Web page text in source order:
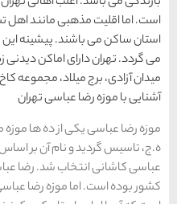
کلیمیان و غیره نیز در این
از هفت هزار سال پیش باز
از جمله آنها می توان به
سعدآباد و غیره اشاره کرد.
موزه رضا عباسی یکی از ده ها موزه موجود در تهران است که در سال ۱۳۵۶
کاشانی، یعنی رضا
صفویه، جزو نقاشان به نام
از موزه های مهم کشور